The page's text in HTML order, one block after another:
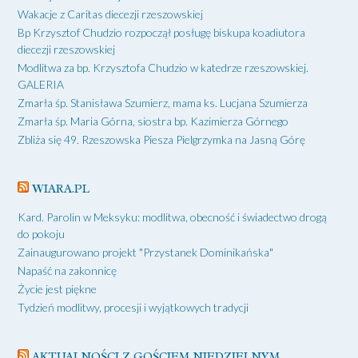
Wakacje z Caritas diecezji rzeszowskiej
Bp Krzysztof Chudzio rozpoczął posługę biskupa koadiutora
diecezji rzeszowskiej
Modlitwa za bp. Krzysztofa Chudzio w katedrze rzeszowskiej.
GALERIA
Zmarła śp. Stanisława Szumierz, mama ks. Lucjana Szumierza
Zmarła śp. Maria Górna, siostra bp. Kazimierza Górnego
Zbliża się 49. Rzeszowska Piesza Pielgrzymka na Jasną Górę
WIARA.PL
Kard. Parolin w Meksyku: modlitwa, obecność i świadectwo drogą
do pokoju
Zainaugurowano projekt "Przystanek Dominikańska"
Napaść na zakonnicę
Życie jest piękne
Tydzień modlitwy, procesji i wyjątkowych tradycji